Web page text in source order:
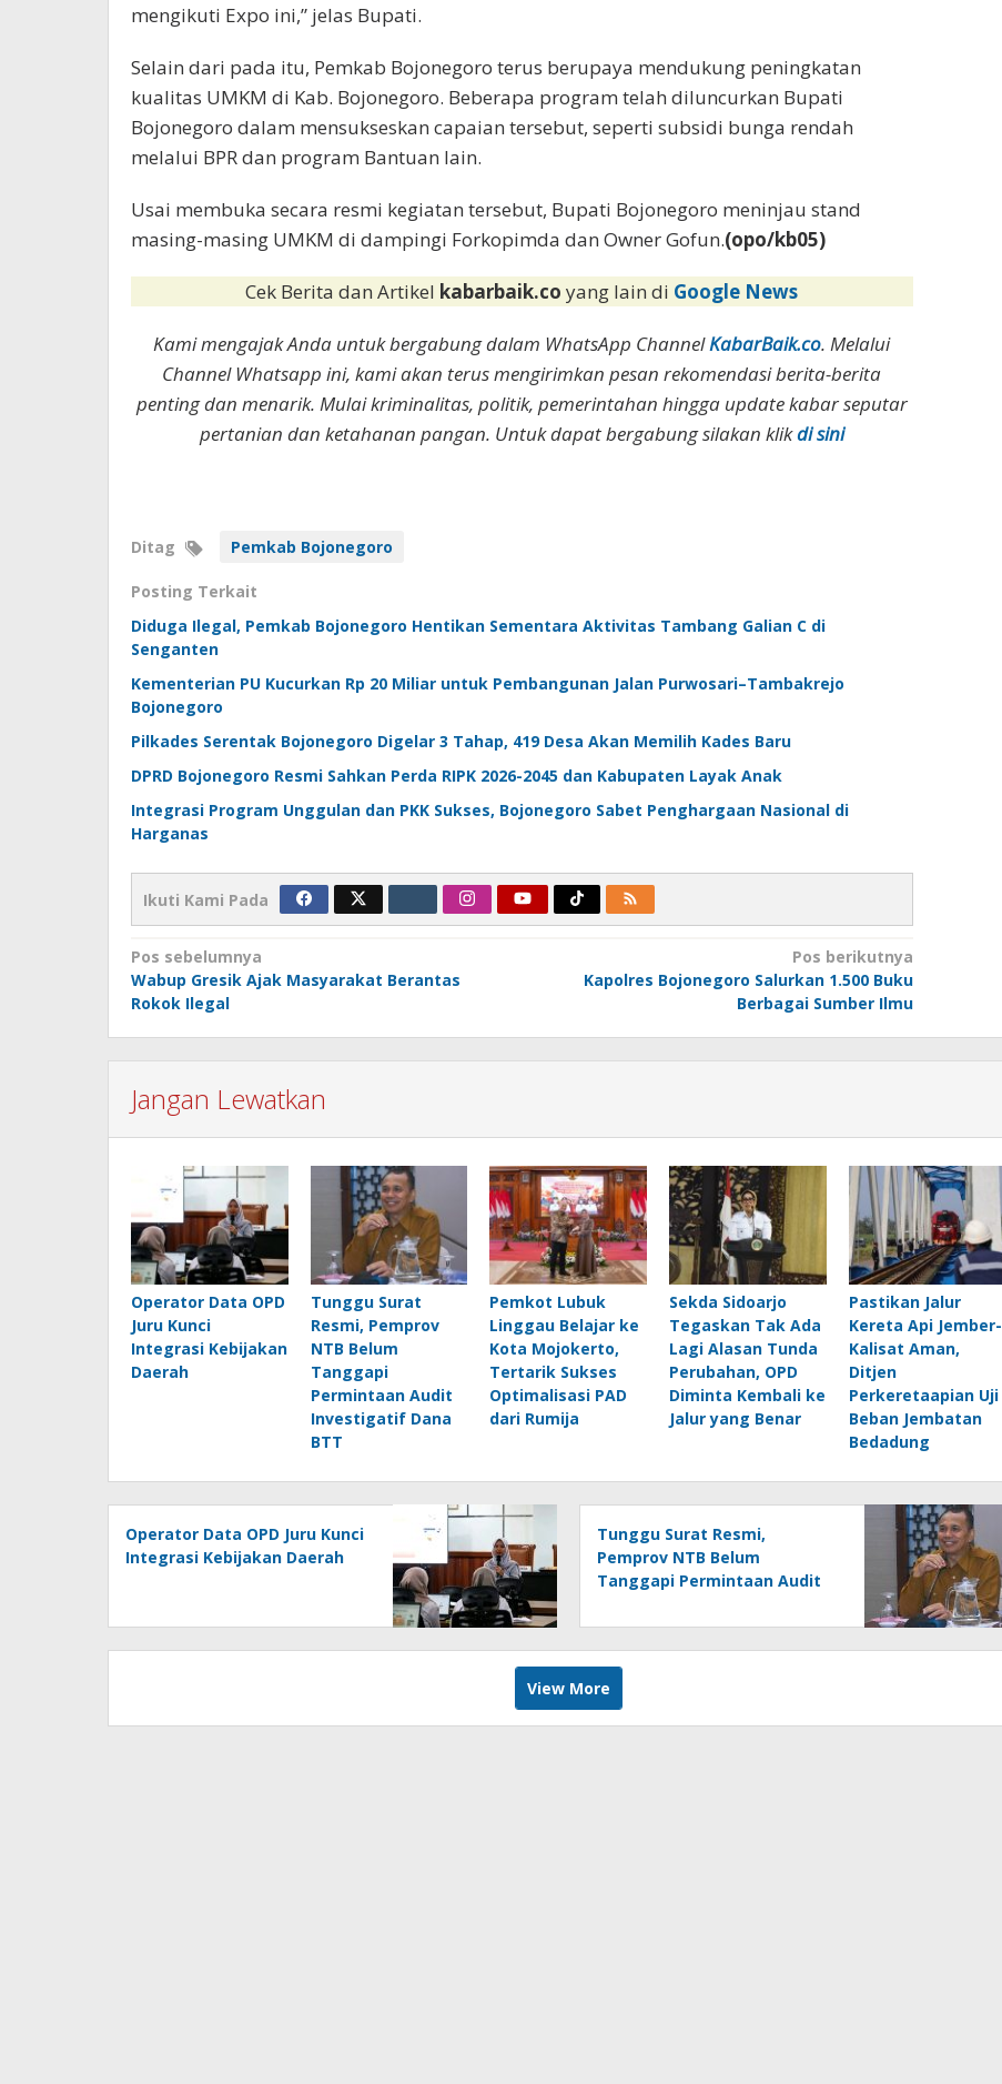
mengikuti Expo ini,” jelas Bupati.
Selain dari pada itu, Pemkab Bojonegoro terus berupaya mendukung peningkatan
kualitas UMKM di Kab. Bojonegoro. Beberapa program telah diluncurkan Bupati
Bojonegoro dalam mensukseskan capaian tersebut, seperti subsidi bunga rendah
melalui BPR dan program Bantuan lain.
Usai membuka secara resmi kegiatan tersebut, Bupati Bojonegoro meninjau stand
masing-masing UMKM di dampingi Forkopimda dan Owner Gofun.(opo/kb05)
Cek Berita dan Artikel kabarbaik.coyang lain di Google News
Kami mengajak Anda untuk bergabung dalam WhatsApp ChannelKabarBaik.co. Melalui
Channel Whatsapp ini, kami akan terus mengirimkan pesan rekomendasi berita-berita
penting dan menarik. Mulai kriminalitas, politik, pemerintahan hingga update kabar seputar
pertanian dan ketahanan pangan. Untuk dapat bergabung silakan klikdi sini
Ditag Pemkab Bojonegoro
Posting Terkait
Diduga Ilegal, Pemkab Bojonegoro Hentikan Sementara Aktivitas Tambang Galian C di
Senganten
Kementerian PU Kucurkan Rp 20 Miliar untuk Pembangunan Jalan Purwosari–Tambakrejo
Bojonegoro
Pilkades Serentak Bojonegoro Digelar 3 Tahap, 419 Desa Akan Memilih Kades Baru
DPRD Bojonegoro Resmi Sahkan Perda RIPK 2026-2045 dan Kabupaten Layak Anak
Integrasi Program Unggulan dan PKK Sukses, Bojonegoro Sabet Penghargaan Nasional di
Harganas
Ikuti Kami Pada
Navigasi
pos
Pos sebelumnya
Wabup Gresik Ajak Masyarakat Berantas
Rokok Ilegal
Pos berikutnya
Kapolres Bojonegoro Salurkan 1.500 Buku
Berbagai Sumber Ilmu
Jangan Lewatkan
Operator Data OPD
Juru Kunci
Integrasi Kebijakan
Daerah
Tunggu Surat
Resmi, Pemprov
NTB Belum
Tanggapi
Permintaan Audit
Investigatif Dana
BTT
Pemkot Lubuk
Linggau Belajar ke
Kota Mojokerto,
Tertarik Sukses
Optimalisasi PAD
dari Rumija
Sekda Sidoarjo
Tegaskan Tak Ada
Lagi Alasan Tunda
Perubahan, OPD
Diminta Kembali ke
Jalur yang Benar
Pastikan Jalur
Kereta Api Jember-
Kalisat Aman,
Ditjen
Perkeretaapian Uji
Beban Jembatan
Bedadung
Operator Data OPD Juru Kunci
Integrasi Kebijakan Daerah
Tunggu Surat Resmi,
Pemprov NTB Belum
Tanggapi Permintaan Audit
View More